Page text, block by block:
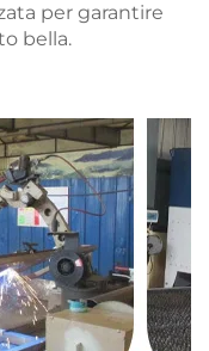
per garantire
bella.